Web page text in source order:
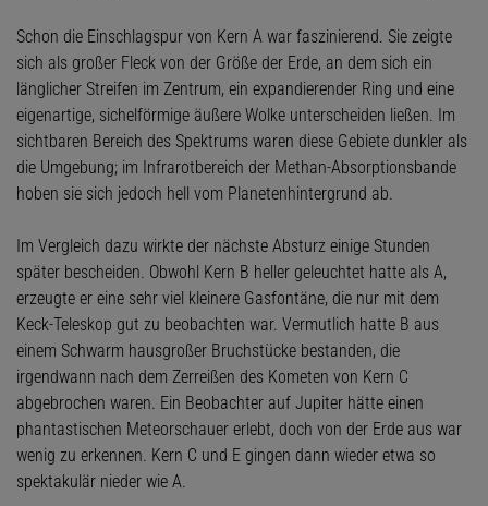
Schon die Einschlagspur von Kern A war faszinierend. Sie zeigte
sich als großer Fleck von der Größe der Erde, an dem sich ein
länglicher Streifen im Zentrum, ein expandierender Ring und eine
eigenartige, sichelförmige äußere Wolke unterscheiden ließen. Im
sichtbaren Bereich des Spektrums waren diese Gebiete dunkler als
die Umgebung; im Infrarotbereich der Methan-Absorptionsbande
hoben sie sich jedoch hell vom Planetenhintergrund ab.
Im Vergleich dazu wirkte der nächste Absturz einige Stunden
später bescheiden. Obwohl Kern B heller geleuchtet hatte als A,
erzeugte er eine sehr viel kleinere Gasfontäne, die nur mit dem
Keck-Teleskop gut zu beobachten war. Vermutlich hatte B aus
einem Schwarm hausgroßer Bruchstücke bestanden, die
irgendwann nach dem Zerreißen des Kometen von Kern C
abgebrochen waren. Ein Beobachter auf Jupiter hätte einen
phantastischen Meteorschauer erlebt, doch von der Erde aus war
wenig zu erkennen. Kern C und E gingen dann wieder etwa so
spektakulär nieder wie A.